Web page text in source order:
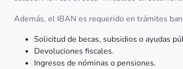
Además, el IBAN es requerido en trámites
Solicitud de becas, subsidios o ayudas
Devoluciones fiscales.
Ingresos de nóminas o pensiones.